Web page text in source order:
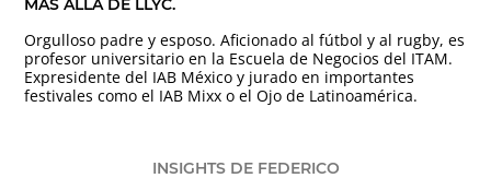
MÁS ALLÁ DE LLYC.
Orgulloso padre y esposo. Aficionado al fútbol y al rugby, es
profesor universitario en la Escuela de Negocios del ITAM.
Expresidente del IAB México y jurado en importantes
festivales como el IAB Mixx o el Ojo de Latinoamérica.
INSIGHTS DE FEDERICO